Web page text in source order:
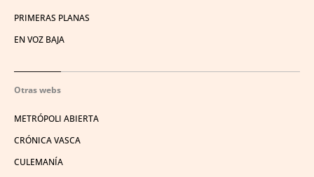
PRIMERAS PLANAS
EN VOZ BAJA
Otras webs
METRÓPOLI ABIERTA
CRÓNICA VASCA
CULEMANÍA